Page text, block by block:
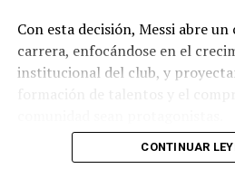
Con esta decisión, Messi abre
carrera, enfocándose en el
institucional del club, y
CONTINUAR